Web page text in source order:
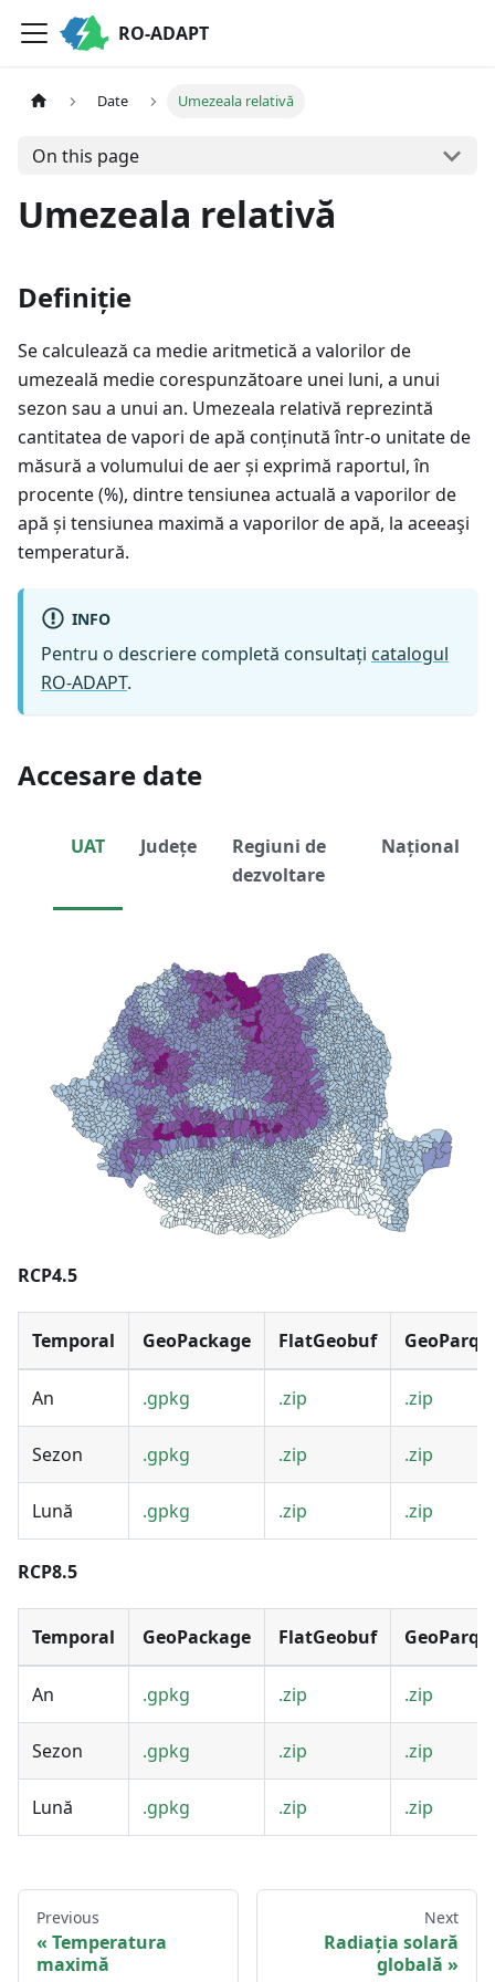
RO-ADAPT
Date Umezeala relativă
On this page
Umezeala relativă
Definiție
Se calculează ca medie aritmetică a valorilor de
umezeală medie corespunzătoare unei luni, a unui
sezon sau a unui an. Umezeala relativă reprezintă
cantitatea de vapori de apă conținută într-o unitate de
măsură a volumului de aer și exprimă raportul, în
procente (%), dintre tensiunea actuală a vaporilor de
apă și tensiunea maximă a vaporilor de apă, la aceeaşi
temperatură.
INFO
Pentru o descriere completă consultați catalogul
RO-ADAPT.
Accesare date
UAT Județe
Regiuni de
dezvoltare
Național
RCP4.5
Temporal GeoPackage FlatGeobuf
An .gpkg .zip .zip
Sezon .gpkg .zip .zip
Lună .gpkg .zip .zip
RCP8.5
Temporal GeoPackage FlatGeobuf
An .gpkg .zip .zip
Sezon .gpkg .zip .zip
Lună .gpkg .zip .zip
Previous
Temperatura
maximă
Next
Radiația solară
globală